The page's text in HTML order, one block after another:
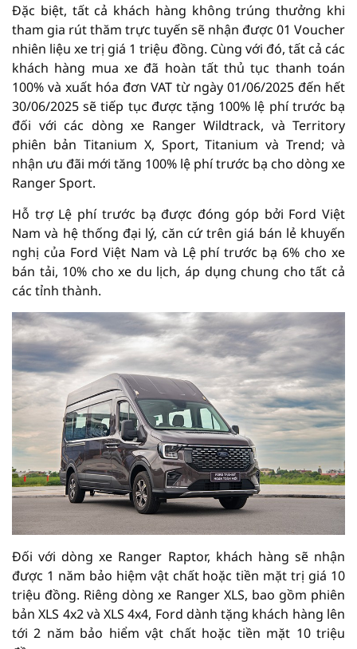
Đặc biệt, tất cả khách hàng không trúng thưởng khi
tham gia rút thăm trực tuyến sẽ nhận được 01 Voucher
nhiên liệu xe trị giá 1 triệu đồng. Cùng với đó, tất cả các
khách hàng mua xe đã hoàn tất thủ tục thanh toán
100% và xuất hóa đơn VAT từ ngày 01/06/2025 đến hết
30/06/2025 sẽ tiếp tục được tặng 100% lệ phí trước bạ
đối với các dòng xe Ranger Wildtrack, và Territory
phiên bản Titanium X, Sport, Titanium và Trend; và
nhận ưu đãi mới tăng 100% lệ phí trước bạ cho dòng xe
Ranger Sport.
Hỗ trợ Lệ phí trước bạ được đóng góp bởi Ford Việt
Nam và hệ thống đại lý, căn cứ trên giá bán lẻ khuyến
nghị của Ford Việt Nam và Lệ phí trước bạ 6% cho xe
bán tải, 10% cho xe du lịch, áp dụng chung cho tất cả
các tỉnh thành.
Đối với dòng xe Ranger Raptor, khách hàng sẽ nhận
được 1 năm bảo hiệm vật chất hoặc tiền mặt trị giá 10
triệu đồng. Riêng dòng xe Ranger XLS, bao gồm phiên
bản XLS 4x2 và XLS 4x4, Ford dành tặng khách hàng lên
tới 2 năm bảo hiểm vật chất hoặc tiền mặt 10 triệu